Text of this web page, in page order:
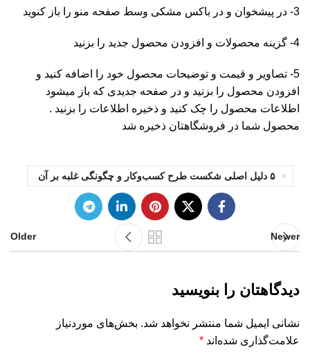
3- در پیشخوان و در باکس مشکی وسط صفحه منو را باز کنوید
4- گزینه محصولات و افزودن محصول جدید را بزنید
5- تصاویر و قیمت و توضیحات محصول خود را اضافه کنید و
افزودن محصول را بزنید و در صفحه جدیدی که باز میشود
اطلاعات محصول را چک کنید و ذخیره اطلاعات را بزنید .
محصول شما در فروشگاهتان ذخیره شد
۵ دلیل اصلی شکست طرح کسب‌وکار و چگونگی غلبه بر آن
Newer
Older
دیدگاهتان را بنویسید
نشانی ایمیل شما منتشر نخواهد شد. بخش‌های موردنیاز
علامت‌گذاری شده‌اند *